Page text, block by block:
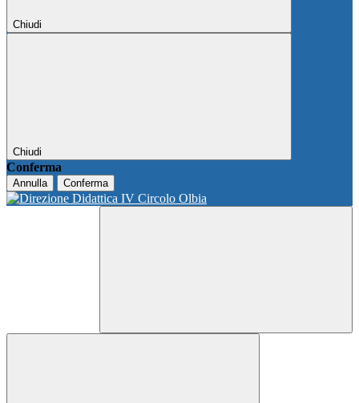
Chiudi
Chiudi
Conferma
Annulla Conferma